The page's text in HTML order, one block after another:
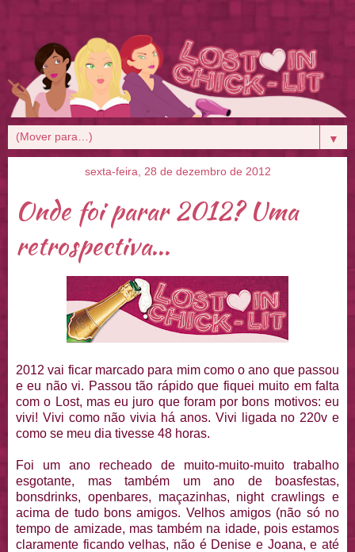
▼
sexta-feira, 28 de dezembro de 2012
Onde foi parar 2012? Uma
retrospectiva...
2012 vai ficar marcado para mim como o ano que passou
e eu não vi. Passou tão rápido que fiquei muito em falta
com o Lost, mas eu juro que foram por bons motivos: eu
vivi! Vivi como não vivia há anos. Vivi ligada no 220v e
como se meu dia tivesse 48 horas.
Foi um ano recheado de muito-muito-muito trabalho
esgotante, mas também um ano de boasfestas,
bonsdrinks, openbares, maçazinhas, night crawlings e
acima de tudo bons amigos. Velhos amigos (não só no
tempo de amizade, mas também na idade, pois estamos
claramente ficando velhas, não é Denise e Joana, e até